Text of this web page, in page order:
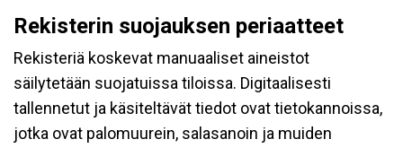
Rekisterin suojauksen periaatteet
Rekisteriä koskevat manuaaliset aineistot
säilytetään suojatuissa tiloissa. Digitaalisesti
tallennetut ja käsiteltävät tiedot ovat tietokannoissa,
jotka ovat palomuurein, salasanoin ja muiden